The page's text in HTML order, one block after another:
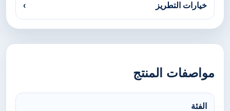
خيارات التطريز ›
مواصفات المنتج
الفئة